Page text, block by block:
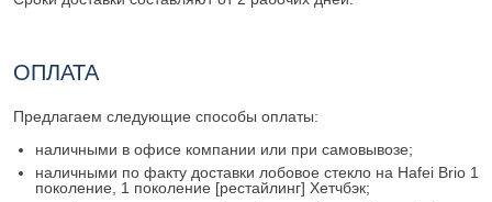
ОПЛАТА
Предлагаем следующие способы оплаты:
наличными в офисе компании или при самовывозе;
наличными по факту доставки лобовое стекло на Hafei Brio 1
поколение, 1 поколение [рестайлинг] Хетчбэк;